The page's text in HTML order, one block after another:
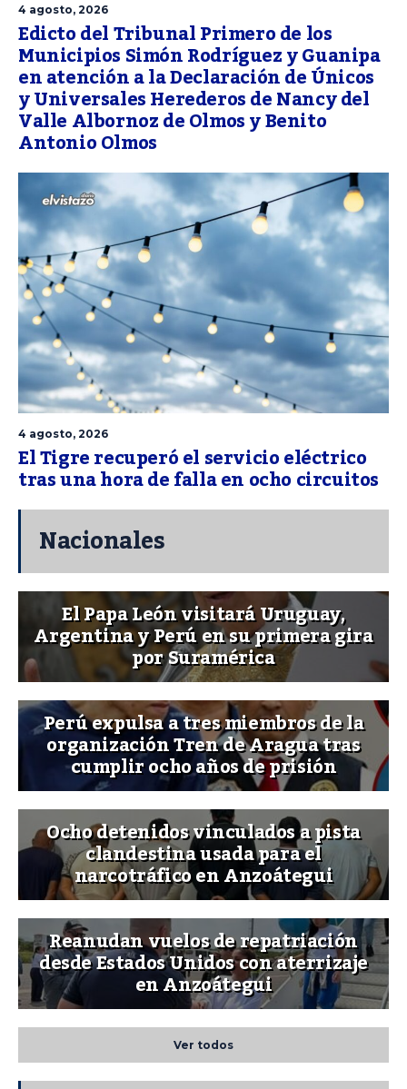
4 agosto, 2026
Edicto del Tribunal Primero de los
Municipios Simón Rodríguez y Guanipa
en atención a la Declaración de Únicos
y Universales Herederos de Nancy del
Valle Albornoz de Olmos y Benito
Antonio Olmos
4 agosto, 2026
El Tigre recuperó el servicio eléctrico
tras una hora de falla en ocho circuitos
Nacionales
El Papa León visitará Uruguay,
Argentina y Perú en su primera gira
por Suramérica
Perú expulsa a tres miembros de la
organización Tren de Aragua tras
cumplir ocho años de prisión
Ocho detenidos vinculados a pista
clandestina usada para el
narcotráfico en Anzoátegui
Reanudan vuelos de repatriación
desde Estados Unidos con aterrizaje
en Anzoátegui
Ver todos